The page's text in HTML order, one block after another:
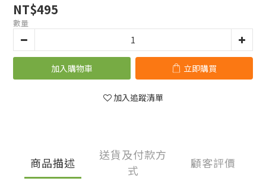
NT$495
數量
加入購物車 立即購買
加入追蹤清單
商品描述
送貨及付款方
式
顧客評價